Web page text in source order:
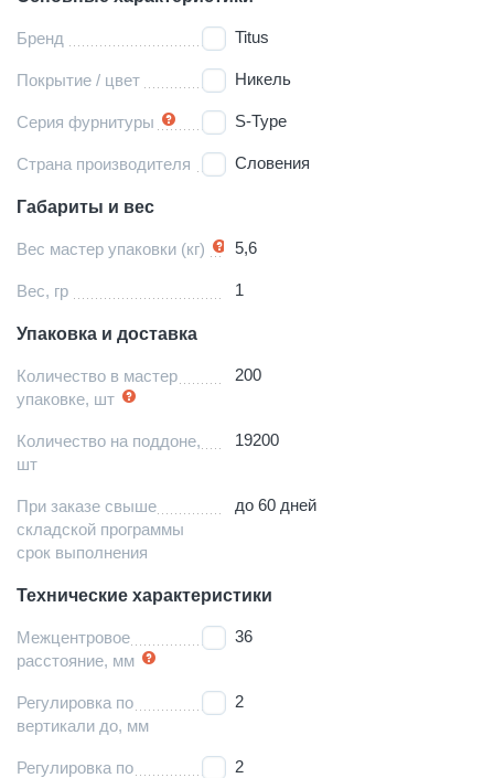
Бренд Titus
Покрытие / цвет Никель
Серия фурнитуры S-Type
Страна производителя Словения
Габариты и вес
Вес мастер упаковки (кг) 5,6
Вес, гр 1
Упаковка и доставка
Количество в мастер
упаковке, шт
200
Количество на поддоне,
шт
19200
При заказе свыше
складской программы
срок выполнения
до 60 дней
Технические характеристики
Межцентровое
расстояние, мм
36
Регулировка по
вертикали до, мм
2
Регулировка по
2